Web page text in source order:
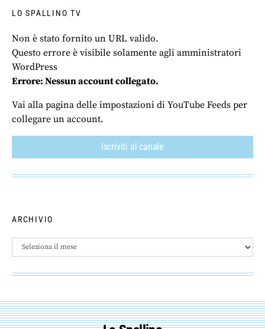
LO SPALLINO TV
Non è stato fornito un URL valido.
Questo errore è visibile solamente agli amministratori
WordPress
Errore: Nessun account collegato.
Vai alla pagina delle impostazioni di YouTube Feeds per
collegare un account.
Iscriviti al canale
ARCHIVIO
Archivio